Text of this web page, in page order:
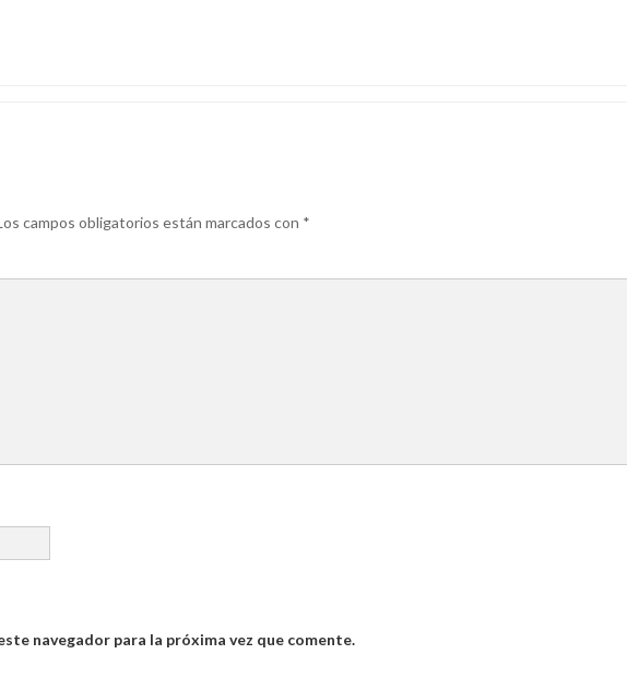
campos obligatorios están marcados con *
navegador para la próxima vez que comente.